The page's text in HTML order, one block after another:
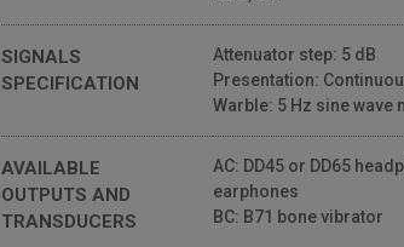
SIGNALS
SPECIFICATION
Attenuator step: 5 dB
Presentation:
Warble: 5 Hz sine wave
AVAILABLE
OUTPUTS AND
TRANSDUCERS
AC: DD45 or DD65
earphones
BC: B71 bone vibrator